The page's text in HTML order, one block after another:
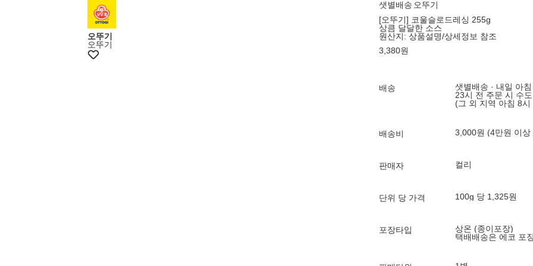
오뚜기
오뚜기
샛별배송 오뚜기
[오뚜기] 코울슬로드레싱 255g
상큼 달달한 소스
원산지: 상품설명/상세정보 참조
3,380원
배송
샛별배송 · 내일 아침
23시 전 주문 시 수
(그 외 지역 아침 8시
배송비 3,000원 (4만원 이상
판매자 컬리
단위 당 가격 100g 당 1,325원
포장타입
상온 (종이포장)
택배배송은 에코 포